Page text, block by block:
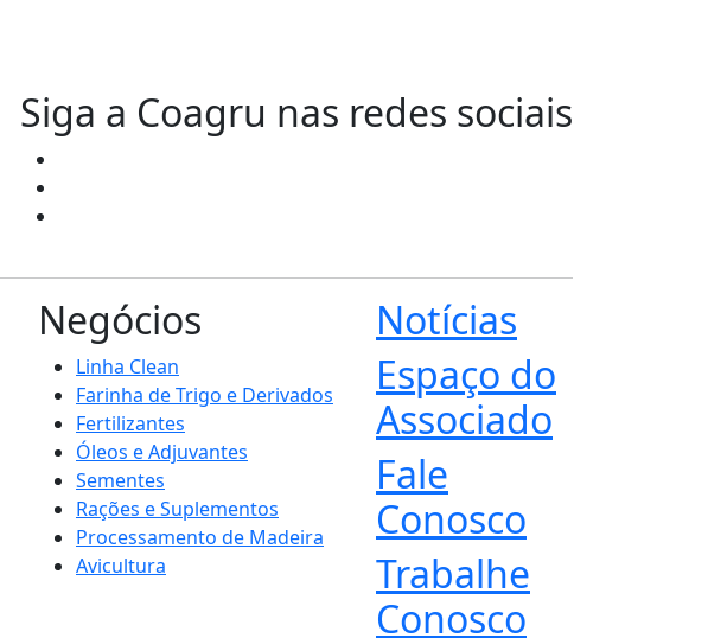
Siga a Coagru nas redes sociais
Negócios
Linha Clean
Farinha de Trigo e Derivados
Fertilizantes
Óleos e Adjuvantes
Sementes
Rações e Suplementos
Processamento de Madeira
Avicultura
Notícias
Espaço do
Associado
Fale
Conosco
Trabalhe
Conosco